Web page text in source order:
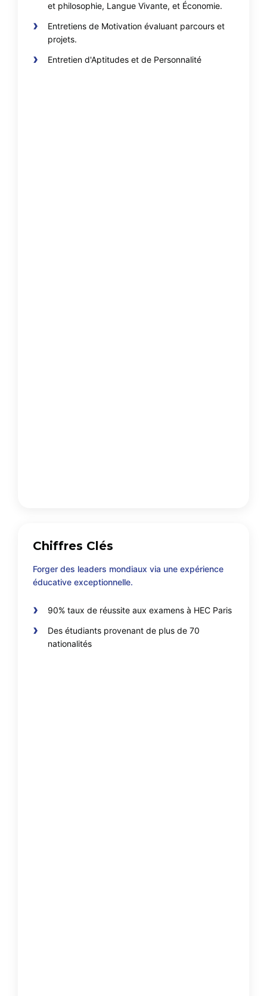
et philosophie, Langue Vivante, et Économie.
Entretiens de Motivation évaluant parcours et
projets.
Entretien d'Aptitudes et de Personnalité
Chiffres Clés
Forger des leaders mondiaux via une expérience
éducative exceptionnelle.
90% taux de réussite aux examens à HEC Paris
Des étudiants provenant de plus de 70
nationalités